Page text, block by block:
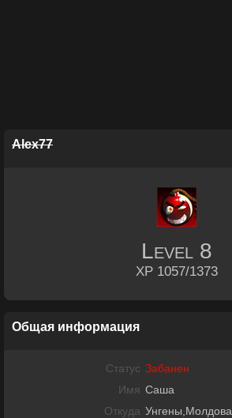
Alex77
Level 8
XP 1057/1373
Общая информация
Статус Забанен
Имя Саша
Откуда Унгены,Молдова